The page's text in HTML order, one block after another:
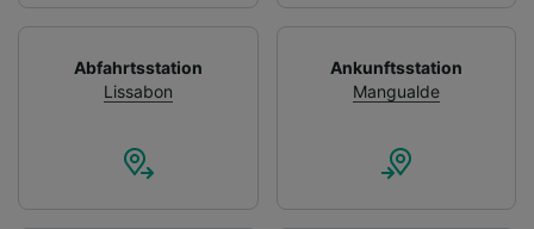
Abfahrtsstation
Lissabon
Ankunftsstation
Mangualde